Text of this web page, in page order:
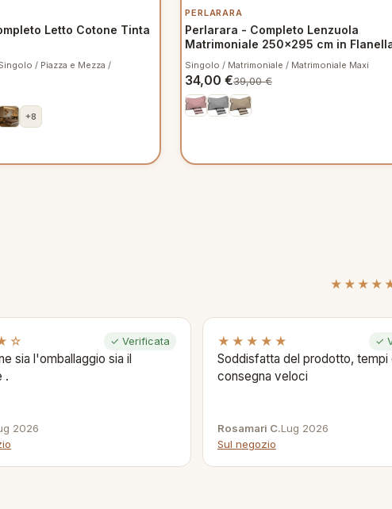
Letto Cotone Tinta
/ Piazza e Mezza /
+8
PERLARARA
Perlarara - Completo Lenzuola
Matrimoniale 250x295 cm in
Crono V905 Rosa
Singolo / Matrimoniale / Matrimoniale Maxi
34,00 €39,00€
✓ Verificata
sia l'omballaggio sia il
.
2026
★★★★★ ✓
Soddisfatta del prodotto, tempi
consegna veloci
Rosamari C.Lug 2026
Sul negozio